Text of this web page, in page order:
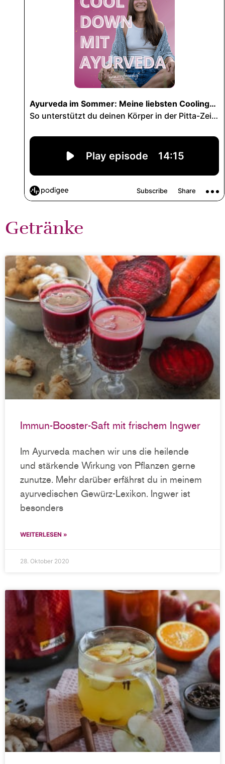
Getränke
Immun-Booster-Saft mit frischem Ingwer
Im Ayurveda machen wir uns die heilende
und stärkende Wirkung von Pflanzen gerne
zunutze. Mehr darüber erfährst du in meinem
ayurvedischen Gewürz-Lexikon. Ingwer ist
besonders
WEITERLESEN »
28. Oktober 2020